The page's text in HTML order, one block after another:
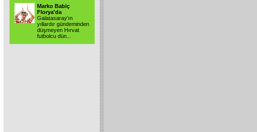
Marko Babiç
Florya'da
Galatasaray'ın
yıllardır gündeminden
düşmeyen Hırvat
futbolcu dün...